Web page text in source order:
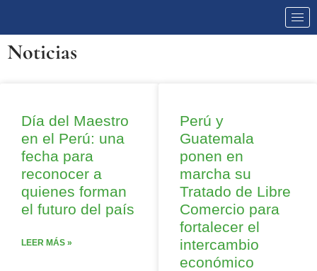
Noticias
Día del Maestro
en el Perú: una
fecha para
reconocer a
quienes forman
el futuro del país
LEER MÁS »
Perú y
Guatemala
ponen en
marcha su
Tratado de Libre
Comercio para
fortalecer el
intercambio
económico